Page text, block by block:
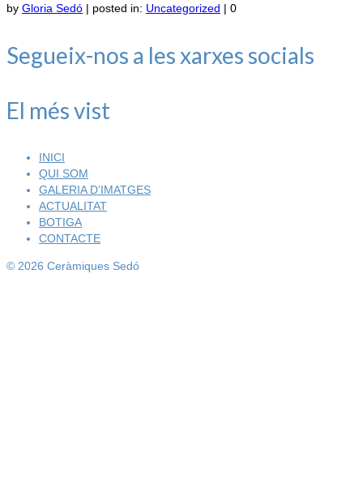
by Gloria Sedó | posted in: Uncategorized | 0
Segueix-nos a les xarxes socials
El més vist
INICI
QUI SOM
GALERIA D’IMATGES
ACTUALITAT
BOTIGA
CONTACTE
© 2026 Ceràmiques Sedó